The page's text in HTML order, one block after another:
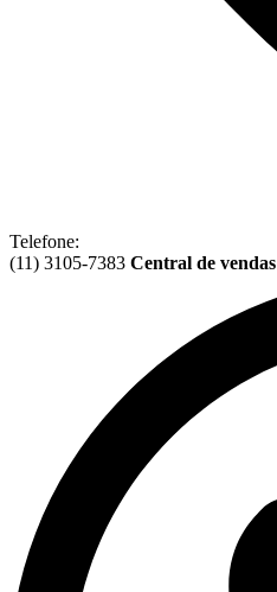
Telefone:
(11) 3105-7383 Central de vendas